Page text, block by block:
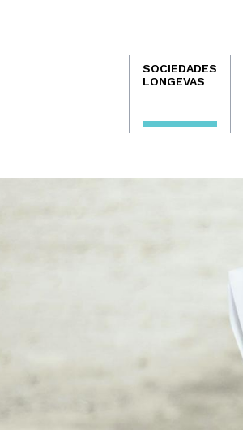
Navegación
principal
SOCIEDADES
LONGEVAS